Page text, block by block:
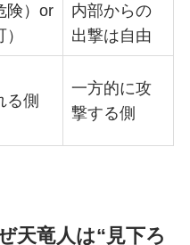
険）or
内部からの
出撃は自由
る側
一方的に攻
撃する側
天竜人は“見下ろ